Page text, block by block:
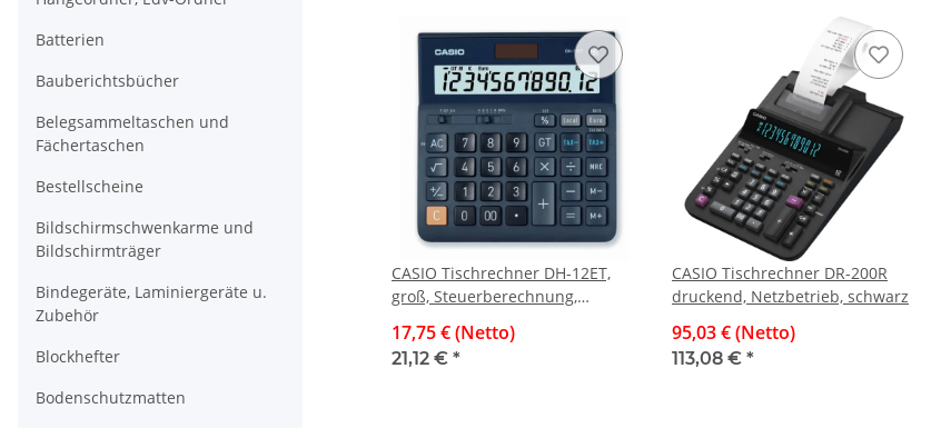
CASIO Tischrechner DH-12ET,
groß, Steuerberechnung,
stellig
17,75 € (Netto)
21,12 € *
CASIO Tischrechner DR-200R
druckend, Netzbetrieb, schwarz
95,03 € (Netto)
113,08 € *
Batterien
Bauberichtsbücher
Belegsammeltaschen und
Fächertaschen
Bestellscheine
Bildschirmschwenkarme und
Bildschirmträger
Bindegeräte, Laminiergeräte u.
Zubehör
Blockhefter
Bodenschutzmatten